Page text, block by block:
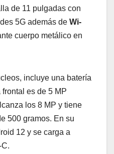
de 11 pulgadas con
5G además de Wi-
cuerpo metálico en
incluye una batería
es de 5 MP
los 8 MP y tiene
500 gramos. En su
12 y se carga a